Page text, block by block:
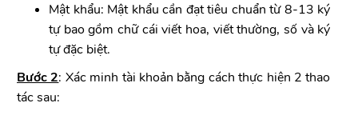
Mật khẩu: Mật khẩu cần đạt tiêu chuẩn từ 8-13 ký
tự bao gồm chữ cái viết hoa, viết thường, số và ký
tự đặc biệt.
Bước 2: Xác minh tài khoản bằng cách thực hiện 2 thao
tác sau: